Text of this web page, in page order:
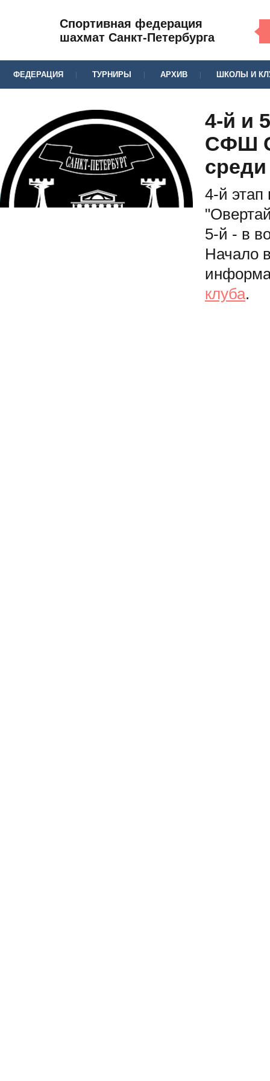
Спортивная федерация
шахмат Санкт-Петербурга
ФЕДЕРАЦИЯ ТУРНИРЫ АРХИВ ШКОЛЫ И
4-й и
СФШ
4-й
5-й - в
Начало
клуба.